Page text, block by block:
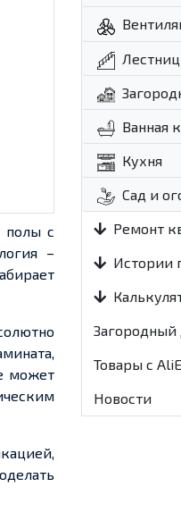
полы с
–
может
Ванная
Кухня
Сад и
Ремонт
Истории
Товары с
Новости